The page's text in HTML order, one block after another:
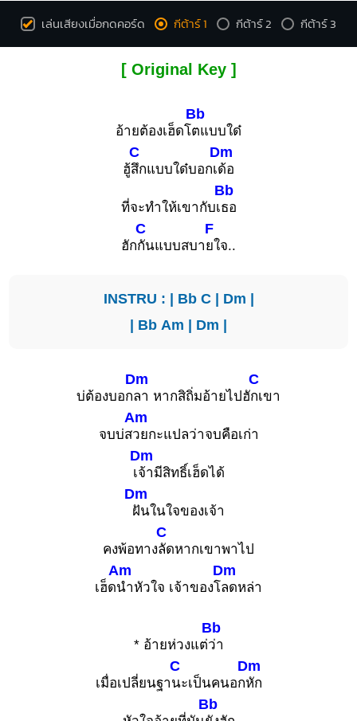
เล่นเสียงเมื่อกดคอร์ด กีต้าร์ 1 กีต้าร์ 2 กีต้าร์ 3
[ Original Key ]
อ้ายต้องเฮ็ดโ
Bb
ตแบบใด๋
ฮู้
C
สึกแบบใด๋บอกเ
Dm
ด้อ
ที่จะทำให้เขากับเ
Bb
ธอ
ฮัก
C
กันแบบสบา
F
ยใจ..
INSTRU : | Bb C| Dm |
| Bb Am | Dm |
บ่ต้องบอก
Dm
ลา หากสิถิ่มอ้ายไปฮั
C
กเขา
จบบ่ส
Am
วยกะแปลว่าจบคือเก่า
เ
Dm
จ้ามีสิทธิ์เฮ็ดได้
Dm
ฝันในใจของเจ้า
คงพ้อทาง
C
ลัดหากเขาพาไป
เฮ็ด
Am
นำหัวใจ เจ้าของโ
Dm
ลดหล่า
* อ้ายห่วงแต่
Bb
ว่า
เมื่อเปลี่ยนฐา
C
นะเป็นคนอก
Dm
หัก
Bb